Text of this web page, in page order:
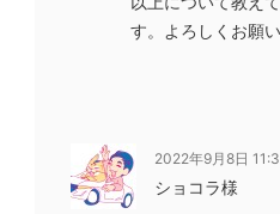
す。よろしくお願
2022年9月8日
ショコラ様